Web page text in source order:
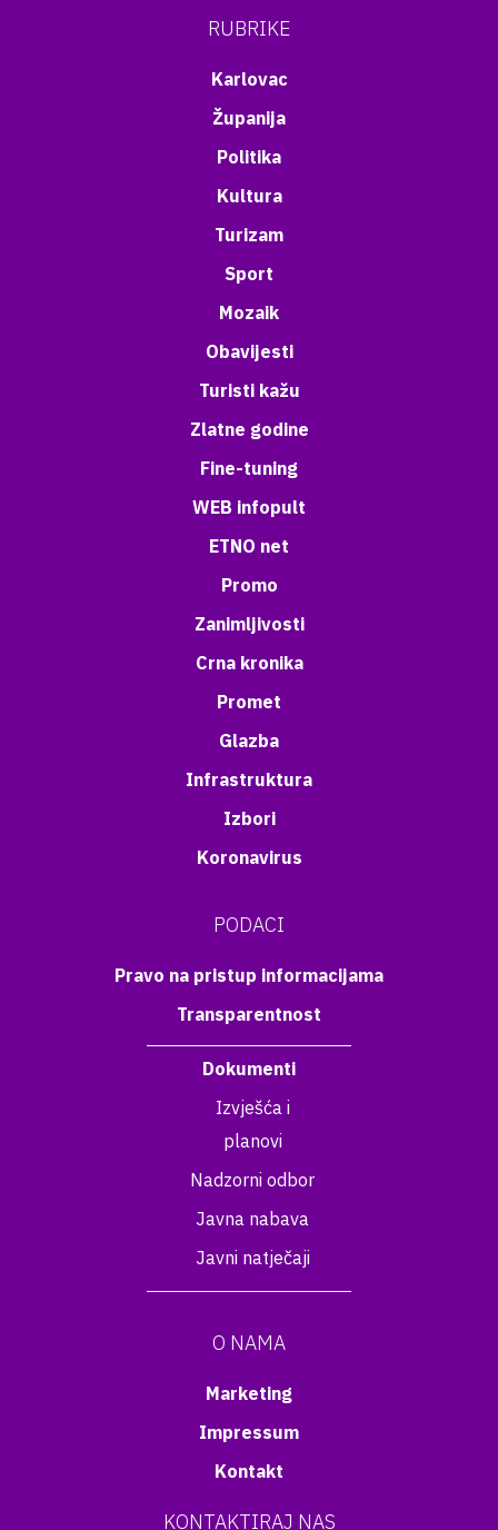
RUBRIKE
Karlovac
Županija
Politika
Kultura
Turizam
Sport
Mozaik
Obavijesti
Turisti kažu
Zlatne godine
Fine-tuning
WEB infopult
ETNO net
Promo
Zanimljivosti
Crna kronika
Promet
Glazba
Infrastruktura
Izbori
Koronavirus
PODACI
Pravo na pristup informacijama
Transparentnost
Dokumenti
Izvješća i
planovi
Nadzorni odbor
Javna nabava
Javni natječaji
O NAMA
Marketing
Impressum
Kontakt
KONTAKTIRAJ NAS